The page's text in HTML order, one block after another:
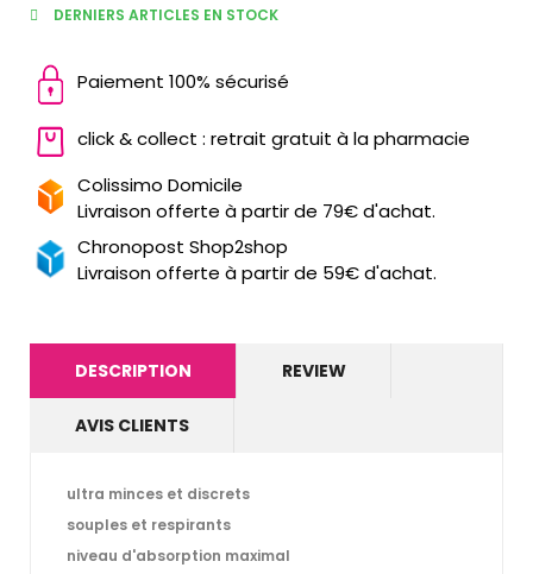
DERNIERS ARTICLES EN STOCK
Paiement 100% sécurisé
click & collect : retrait gratuit à la pharmacie
Colissimo Domicile
Livraison offerte à partir de 79€ d'achat.
Chronopost Shop2shop
Livraison offerte à partir de 59€ d'achat.
DESCRIPTION REVIEW
AVIS CLIENTS
ultra minces et discrets
souples et respirants
niveau d'absorption maximal